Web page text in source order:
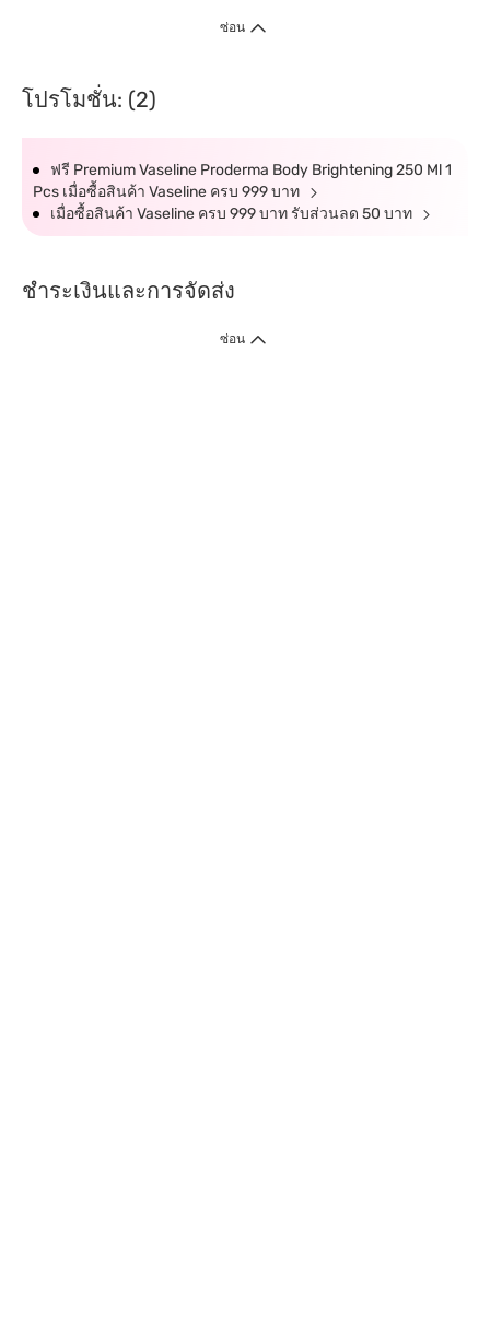
ซ่อน
โปรโมชั่น: (2)
ฟรี Premium Vaseline Proderma Body Brightening 250 Ml 1
Pcs เมื่อซื้อสินค้า Vaseline ครบ 999 บาท
เมื่อซื้อสินค้า Vaseline ครบ 999 บาท รับส่วนลด 50 บาท
ชำระเงินและการจัดส่ง
ซ่อน